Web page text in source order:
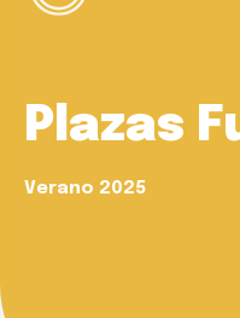
Plazas
Verano 2025